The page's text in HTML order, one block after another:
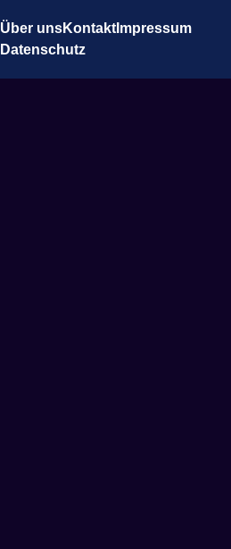
Über unsKontaktImpressum
Datenschutz